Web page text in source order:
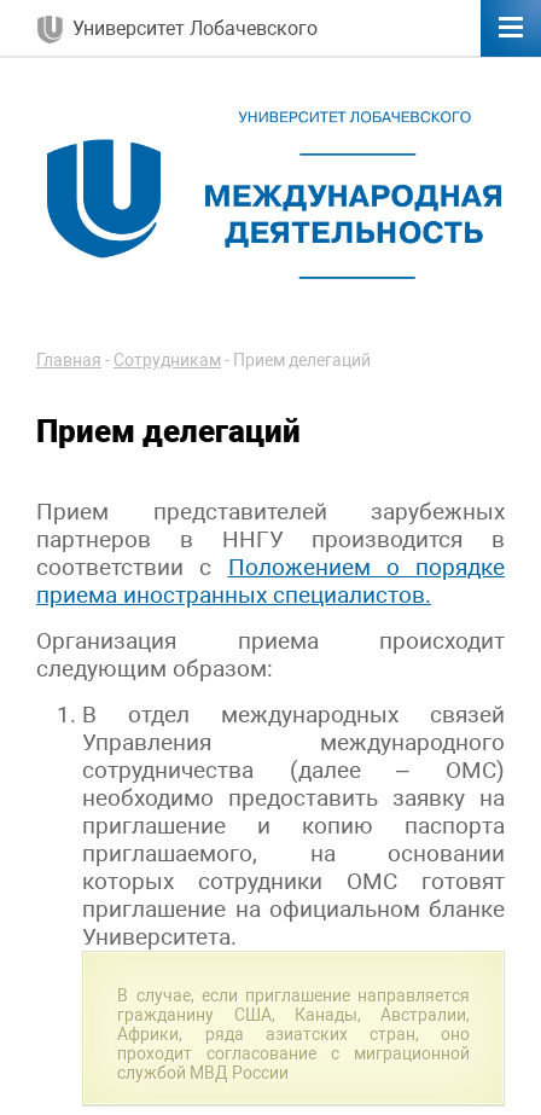
Университет Лобачевского
Главная - Сотрудникам - Прием делегаций
Прием делегаций
Прием представителей зарубежных
партнеров в ННГУ производится в
соответствии с Положением о порядке
приема иностранных специалистов.
Организация приема происходит
следующим образом:
В отдел международных связей
Управления международного
сотрудничества (далее – ОМС)
необходимо предоставить заявку на
приглашение и копию паспорта
приглашаемого, на основании
которых сотрудники ОМС готовят
приглашение на официальном бланке
Университета.
В случае, если приглашение направляется
гражданину США, Канады, Австралии,
Африки, ряда азиатских стран, оно
проходит согласование с миграционной
службой МВД России